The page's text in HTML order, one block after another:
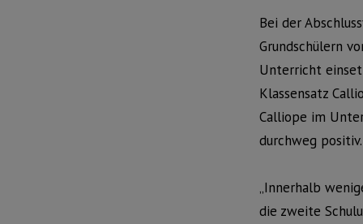
Bei der
Grundschülern
Unterricht
Klassensatz
Calliope im
durchweg positiv.
„Innerhalb
die zweite